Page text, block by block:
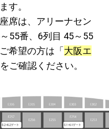
す。
席は、アリーナセン
55番、6列目 45～55
希望の方は「 大阪エ
をご確認ください。